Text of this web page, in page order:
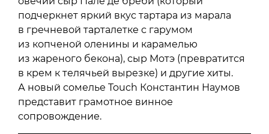
подчеркнет яркий вкус тартара из марала
в гречневой тарталетке с гарумом
из копченой оленины и карамелью
из жареного бекона), сыр Мотэ (превратится
в крем к телячьей вырезке) и другие хиты.
А новый сомелье Touch Константин Наумов
представит грамотное винное
сопровождение.